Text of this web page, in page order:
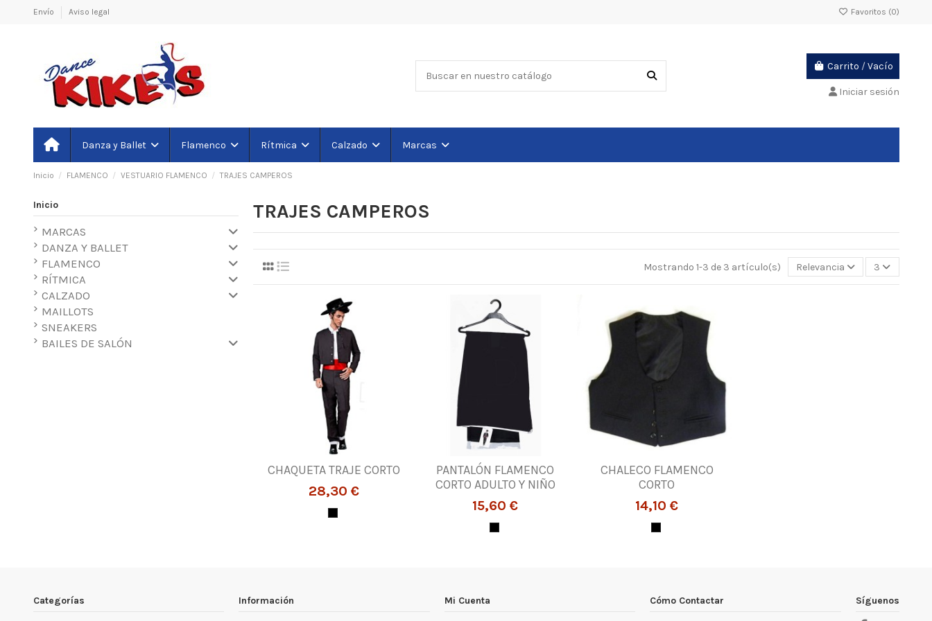
Envío Aviso legal Favoritos (0)
Carrito /Vacío
Iniciar sesión
Danza y Ballet Flamenco Rítmica Calzado Marcas
Inicio FLAMENCO VESTUARIO FLAMENCO TRAJES CAMPEROS
TRAJES CAMPEROS
Mostrando 1-3 de 3 artículo(s) Relevancia 3
CHAQUETA TRAJE CORTO
28,30 €
PANTALÓN FLAMENCO
CORTO ADULTO Y NIÑO
15,60 €
CHALECO FLAMENCO
CORTO
14,10 €
Inicio
MARCAS
DANZA Y BALLET
FLAMENCO
RÍTMICA
CALZADO
MAILLOTS
SNEAKERS
BAILES DE SALÓN
Categorías Información Mi Cuenta Cómo Contactar Síguenos